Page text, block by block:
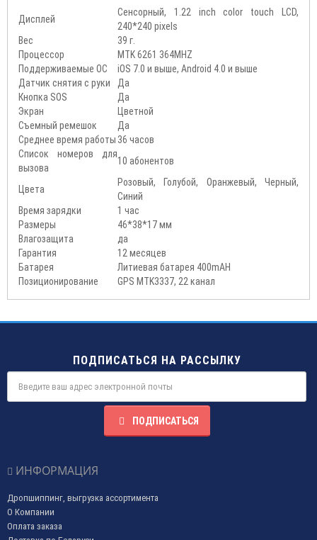
Дисплей
Сенсорный, 1.22 inch color touch LCD,
240*240 pixels
Вес
39 г.
Процессор
MTK 6261 364MHZ
Поддерживаемые ОС
iOS 7.0 и выше, Android 4.0 и выше
Датчик снятия с руки
Да
Кнопка SOS
Да
Экран
Цветной
Съемный ремешок
Да
Среднее время работы 36 часов
Список номеров для
вызова
10 абонентов
Цвета
Розовый, Голубой, Оранжевый, Черный,
Синий
Время зарядки
1 час
Размеры
46*38*17 мм
Влагозащита
да
Гарантия
12 месяцев
Батарея
Литиевая батарея 400mAH
Позиционирование
GPS MTK3337, 22 канал
ПОДПИСАТЬСЯ НА РАССЫЛКУ
ПОДПИСАТЬСЯ
ИНФОРМАЦИЯ
Дропшиппинг, выгрузка ассортимента
О Компании
Оплата заказа